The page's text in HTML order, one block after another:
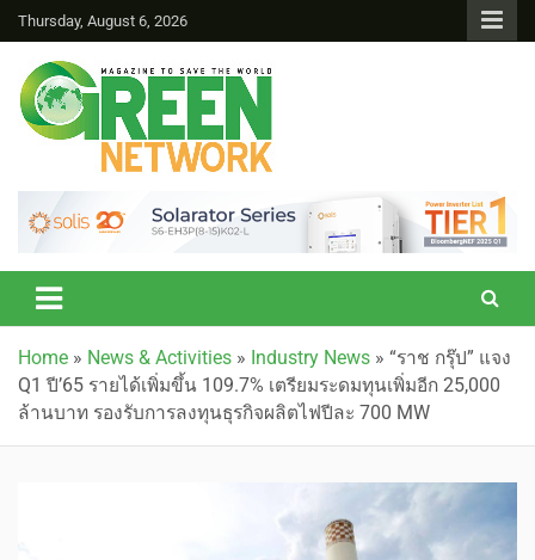
Thursday, August 6, 2026
Green Network
Home » News & Activities » Industry News » “ราช กรุ๊ป” แจง
Q1 ปี’65 รายได้เพิ่มขึ้น 109.7% เตรียมระดมทุนเพิ่มอีก 25,000
ล้านบาท รองรับการลงทุนธุรกิจผลิตไฟปีละ 700 MW